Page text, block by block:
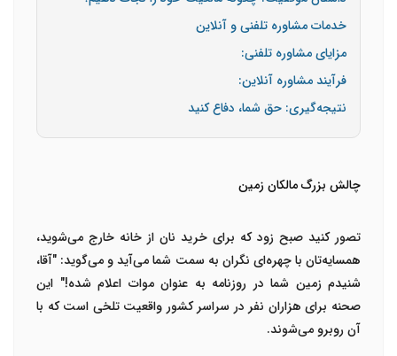
خدمات مشاوره تلفنی و آنلاین
مزایای مشاوره تلفنی:
فرآیند مشاوره آنلاین:
نتیجه‌گیری: حق شما، دفاع کنید
چالش بزرگ مالکان زمین
تصور کنید صبح زود که برای خرید نان از خانه خارج می‌شوید،
همسایه‌تان با چهره‌ای نگران به سمت شما می‌آید و می‌گوید: "آقا،
شنیدم زمین شما در روزنامه به عنوان موات اعلام شده!" این
صحنه برای هزاران نفر در سراسر کشور واقعیت تلخی است که با
آن روبرو می‌شوند.